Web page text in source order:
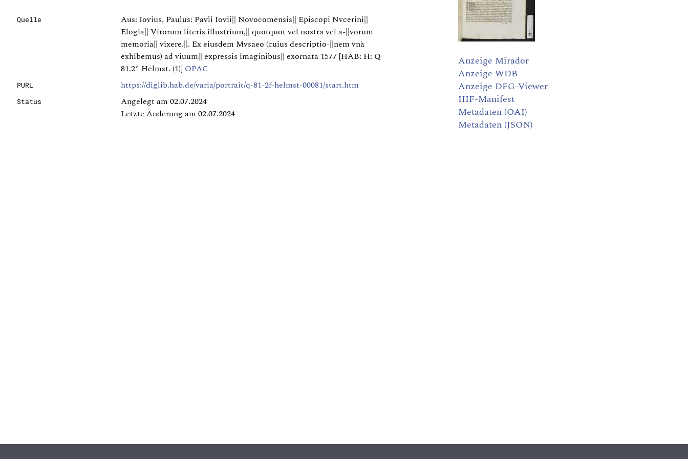
Quelle
Aus: Iovius, Paulus: Pavli Iovii|| Novocomensis|| Episcopi Nvcerini||
Elogia|| Virorum literis illustrium,|| quotquot vel nostra vel a-||vorum
memoria|| vixere.||. Ex eiusdem Mvsaeo (cuius descriptio-||nem vnà
exhibemus) ad viuum|| expressis imaginibus|| exornata 1577 [HAB: H: Q
81.2° Helmst. (1)] OPAC
PURL https://diglib.hab.de/varia/portrait/q-81-2f-helmst-00081/start.htm
Status
Angelegt am 02.07.2024
Letzte Änderung am 02.07.2024
Anzeige Mirador
Anzeige WDB
Anzeige DFG-Viewer
IIIF-Manifest
Metadaten (OAI)
Metadaten (JSON)